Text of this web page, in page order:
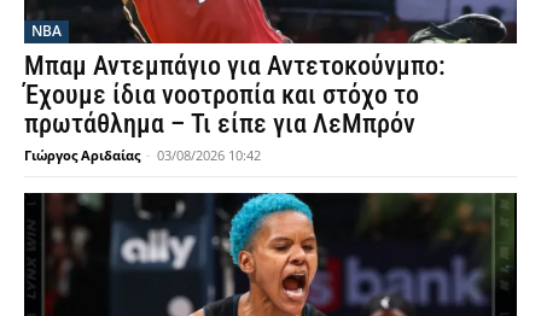
NBA
Μπαμ Αντεμπάγιο για Αντετοκούνμπο:
Έχουμε ίδια νοοτροπία και στόχο το
πρωτάθλημα – Τι είπε για ΛεΜπρόν
Γιώργος Αριδαίας - 03/08/2026 10:42